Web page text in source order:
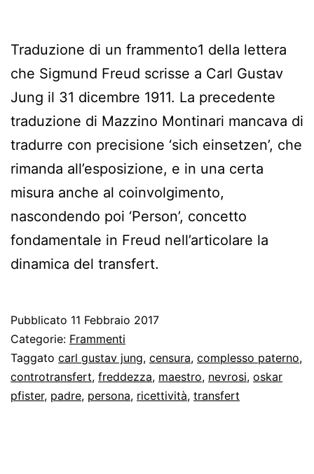
Traduzione di un frammento1 della lettera
che Sigmund Freud scrisse a Carl Gustav
Jung il 31 dicembre 1911. La precedente
traduzione di Mazzino Montinari mancava di
tradurre con precisione ‘sich einsetzen’, che
rimanda all’esposizione, e in una certa
misura anche al coinvolgimento,
nascondendo poi ‘Person’, concetto
fondamentale in Freud nell’articolare la
dinamica del transfert.
Pubblicato 11 Febbraio 2017
Categorie: Frammenti
Taggato carl gustav jung, censura, complesso paterno,
controtransfert, freddezza, maestro, nevrosi, oskar
pfister, padre, persona, ricettività, transfert